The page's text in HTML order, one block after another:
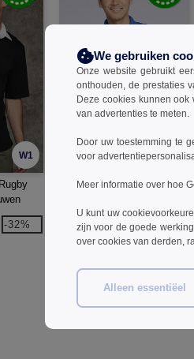
W1
-32%
W1
Gildan GN880 - Dryblend
€6.99
€10.20
-31%
We gebruiken
Onze website gebruikt
onthouden, de prestaties
Deze cookies kunnen
van advertenties te meten.
Door uw toestemming te
voor
Meer informatie over hoe
U kunt uw
zijn voor de goede
over cookies van derden,
Alleen essentiëel